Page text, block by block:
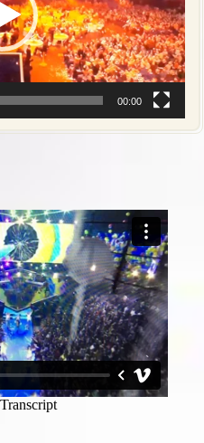
00:00